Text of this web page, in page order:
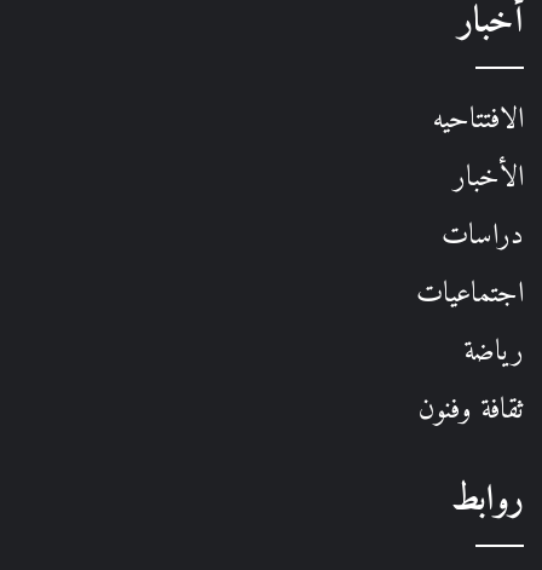
أخبار
الافتتاحيه
الأخبار
دراسات
اجتماعيات
رياضة
ثقافة وفنون
روابط